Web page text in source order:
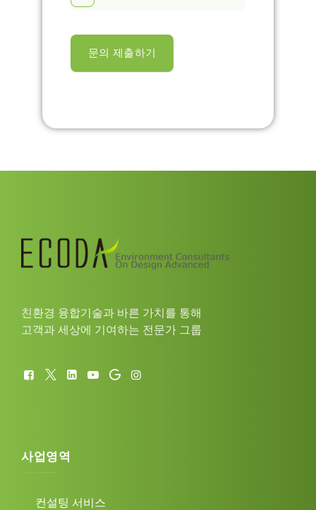
문의 제출하기
친환경 융합기술과 바른 가치를 통해
고객과 세상에 기여하는 전문가 그룹
사업영역
컨설팅 서비스